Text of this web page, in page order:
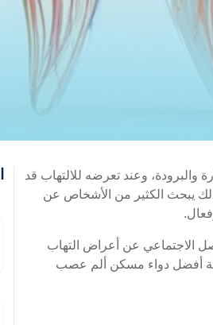
وعند تعرضه للالتهاب قد
يبحث الكثير من الأشخاص عن
الاجتماعي عن أعراض التهاب
أفضل دواء مسكن ألم عصب